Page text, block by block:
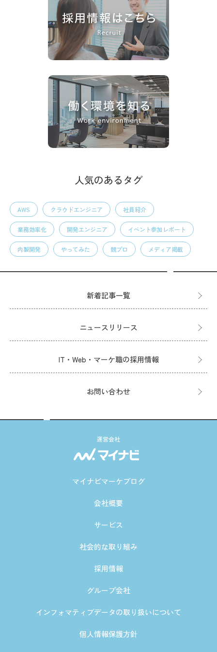
人気のあるタグ
AWS クラウドエンジニア 社員紹介
業務効率化 開発エンジニア イベント参加レポート
内製開発 やってみた 競プロ メディア掲載
新着記事一覧
ニュースリリース
IT・Web・マーケ職の採用情報
お問い合わせ
運営会社
マイナビマーケブログ
会社概要
サービス
社会的な取り組み
採用情報
グループ会社
インフォマティブデータの取り扱いについて
個人情報保護方針